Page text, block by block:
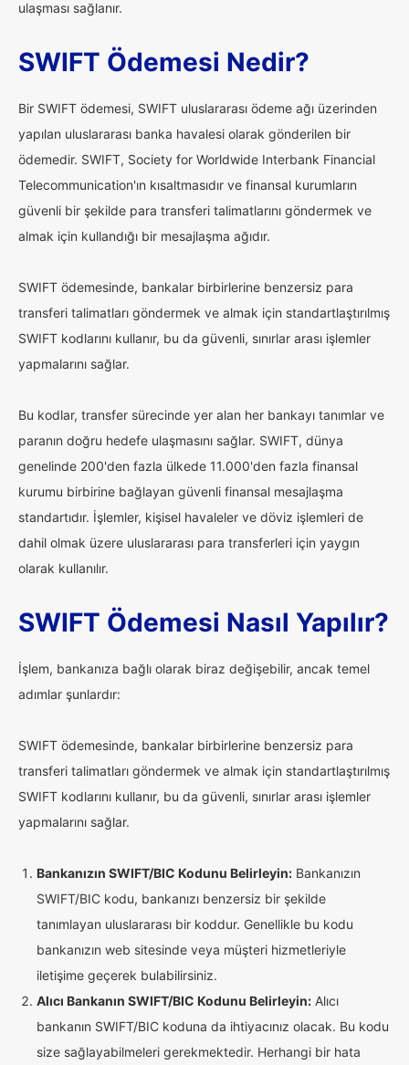
ulaşması sağlanır.
SWIFT Ödemesi Nedir?
Bir SWIFT ödemesi, SWIFT uluslararası ödeme ağı üzerinden
yapılan uluslararası banka havalesi olarak gönderilen bir
ödemedir. SWIFT, Society for Worldwide Interbank Financial
Telecommunication'ın kısaltmasıdır ve finansal kurumların
güvenli bir şekilde para transferi talimatlarını göndermek ve
almak için kullandığı bir mesajlaşma ağıdır.
SWIFT ödemesinde, bankalar birbirlerine benzersiz para
transferi talimatları göndermek ve almak için standartlaştırılmış
SWIFT kodlarını kullanır, bu da güvenli, sınırlar arası işlemler
yapmalarını sağlar.
Bu kodlar, transfer sürecinde yer alan her bankayı tanımlar ve
paranın doğru hedefe ulaşmasını sağlar. SWIFT, dünya
genelinde 200'den fazla ülkede 11.000'den fazla finansal
kurumu birbirine bağlayan güvenli finansal mesajlaşma
standartıdır. İşlemler, kişisel havaleler ve döviz işlemleri de
dahil olmak üzere uluslararası para transferleri için yaygın
olarak kullanılır.
SWIFT Ödemesi Nasıl Yapılır?
İşlem, bankanıza bağlı olarak biraz değişebilir, ancak temel
adımlar şunlardır:
SWIFT ödemesinde, bankalar birbirlerine benzersiz para
transferi talimatları göndermek ve almak için standartlaştırılmış
SWIFT kodlarını kullanır, bu da güvenli, sınırlar arası işlemler
yapmalarını sağlar.
Bankanızın SWIFT/BIC Kodunu Belirleyin: Bankanızın
SWIFT/BIC kodu, bankanızı benzersiz bir şekilde
tanımlayan uluslararası bir koddur. Genellikle bu kodu
bankanızın web sitesinde veya müşteri hizmetleriyle
iletişime geçerek bulabilirsiniz.
Alıcı Bankanın SWIFT/BIC Kodunu Belirleyin: Alıcı
bankanın SWIFT/BIC koduna da ihtiyacınız olacak. Bu kodu
size sağlayabilmeleri gerekmektedir. Herhangi bir hata